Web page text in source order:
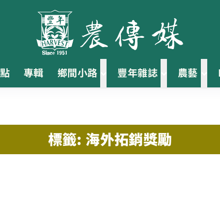
專輯 鄉間小路 豐年雜誌 農藝
標籤: 海外拓銷獎勵